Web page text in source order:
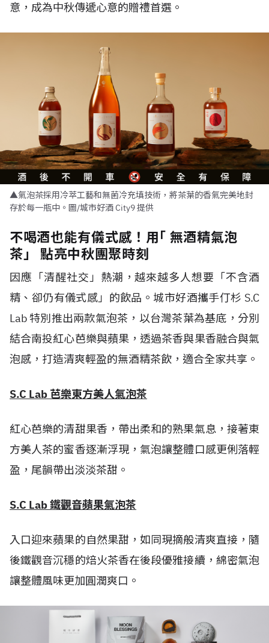
意，成為中秋傳遞心意的贈禮首選。
▲氣泡茶採用冷萃工藝和無菌冷充填技術，將茶葉的香氣完美地封
存於每一瓶中。圖/城市好酒 City9 提供
不喝酒也能有儀式感！用｢ 無酒精氣泡
茶」 點亮中秋團聚時刻
因應「清醒社交」熱潮，越來越多人想要「不含酒
精、卻仍有儀式感」的飲品。城市好酒攜手仃杉 S.C
Lab 特別推出兩款氣泡茶，以台灣茶葉為基底，分別
結合南投紅心芭樂與蘋果，透過茶香與果香融合與氣
泡感，打造清爽輕盈的無酒精茶飲，適合全家共享。
S.C Lab 芭樂東方美人氣泡茶
紅心芭樂的清甜果香，帶出柔和的熟果氣息，接著東
方美人茶的蜜香逐漸浮現，氣泡讓整體口感更俐落輕
盈，尾韻帶出淡淡茶甜。
S.C Lab 鐵觀音蘋果氣泡茶
入口迎來蘋果的自然果甜，如同現摘般清爽直接，隨
後鐵觀音沉穩的焙火茶香在後段優雅接續，綿密氣泡
讓整體風味更加圓潤爽口。